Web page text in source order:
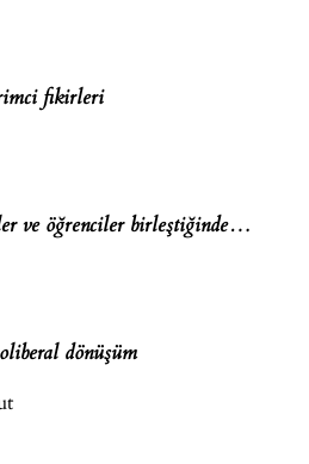
fikirleri
ve öğrenciler birleştiğinde…
dönüşüm